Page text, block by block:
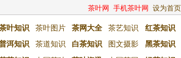
茶叶网 手机茶叶网 设为首页
叶知识 茶叶图片 茶网大全 茶艺知识 红茶知识
洱知识 茶道知识 白茶知识 图文摄影 黑茶知识